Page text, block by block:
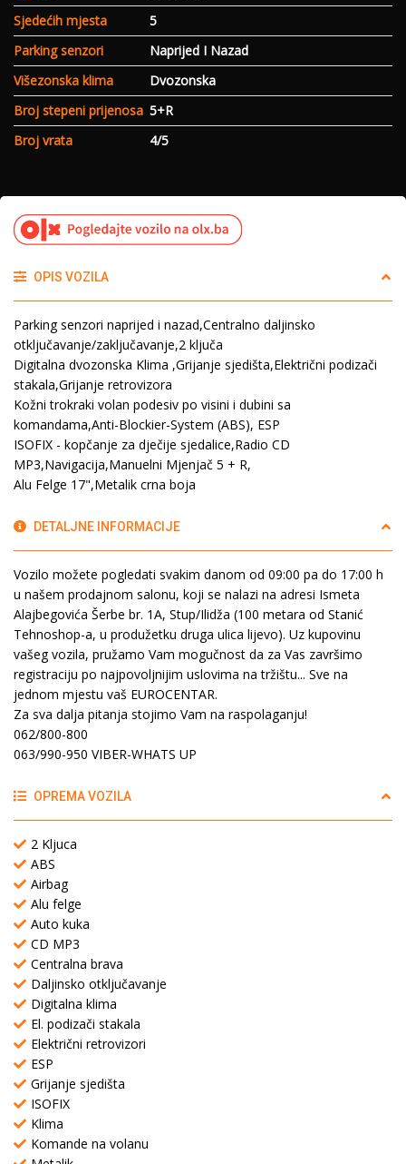
Sjedećih mjesta
5
Parking senzori
Naprijed I Nazad
Višezonska klima
Dvozonska
Broj stepeni prijenosa 5+R
Broj vrata
4/5
OPIS VOZILA
Parking senzori naprijed i nazad,Centralno daljinsko
otključavanje/zaključavanje,2 ključa
Digitalna dvozonska Klima ,Grijanje sjedišta,Električni podizači
stakala,Grijanje retrovizora
Kožni trokraki volan podesiv po visini i dubini sa
komandama,Anti-Blockier-System (ABS), ESP
ISOFIX - kopčanje za dječije sjedalice,Radio CD
MP3,Navigacija,Manuelni Mjenjač 5 + R,
Alu Felge 17",Metalik crna boja
DETALJNE INFORMACIJE
Vozilo možete pogledati svakim danom od 09:00 pa do 17:00 h
u našem prodajnom salonu, koji se nalazi na adresi Ismeta
Alajbegovića Šerbe br. 1A, Stup/Ilidža (100 metara od Stanić
Tehnoshop-a, u produžetku druga ulica lijevo). Uz kupovinu
vašeg vozila, pružamo Vam mogučnost da za Vas završimo
registraciju po najpovoljnijim uslovima na tržištu... Sve na
jednom mjestu vaš EUROCENTAR.
Za sva dalja pitanja stojimo Vam na raspolaganju!
062/800-800
063/990-950 VIBER-WHATS UP
OPREMA VOZILA
2 Kljuca
ABS
Airbag
Alu felge
Auto kuka
CD MP3
Centralna brava
Daljinsko otključavanje
Digitalna klima
El. podizači stakala
Električni retrovizori
ESP
Grijanje sjedišta
ISOFIX
Klima
Komande na volanu